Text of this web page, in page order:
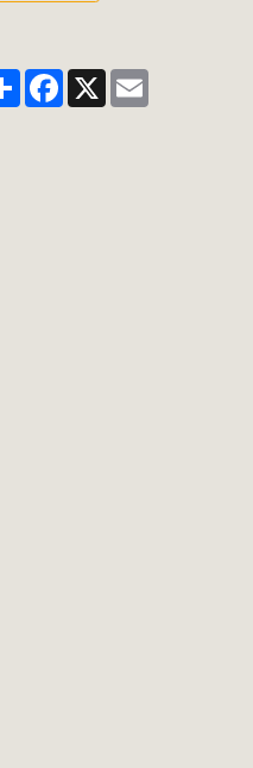
PartagerFacebook
X